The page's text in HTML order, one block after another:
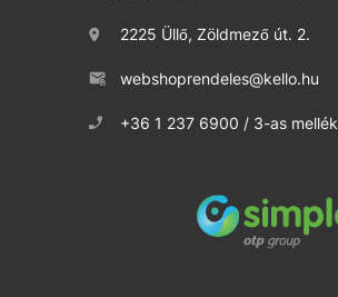
2225 Üllő, Zöldmező út. 2.
webshoprendeles@kello.hu
+36 1 237 6900 / 3-as mellék